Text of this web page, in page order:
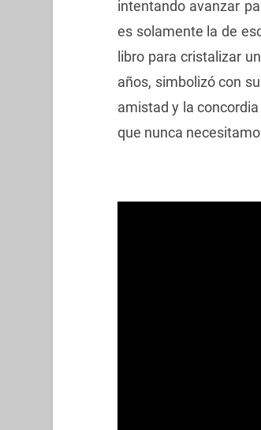
intentando avanzar
es solamente la de
libro para cristalizar
años, simbolizó con
amistad y la
que nunca